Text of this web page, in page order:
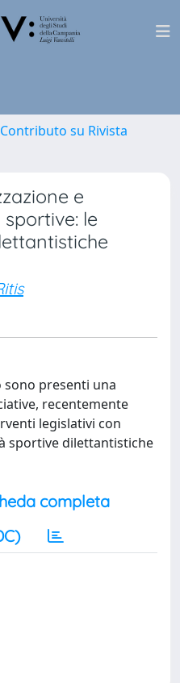
su Rivista
e
le
presenti una
recentemente
legislativi con
sportive dilettantistiche
completa